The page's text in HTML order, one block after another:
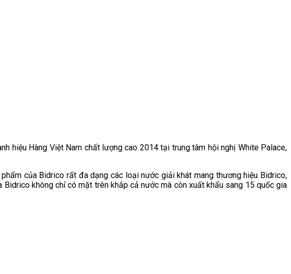
hiệu Hàng Việt Nam chất lượng cao 2014 tại trung tâm hội nghị White Palace,
của Bidrico rất đa dạng các loại nước giải khát mang thương hiệu Bidrico,
không chỉ có mặt trên khắp cả nước mà còn xuất khẩu sang 15 quốc gia